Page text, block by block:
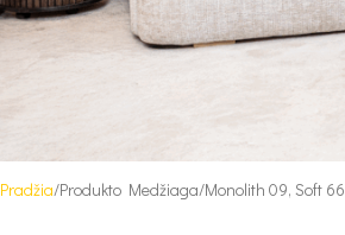
Pradžia Produkto Medžiaga Monolith 09, Soft 66